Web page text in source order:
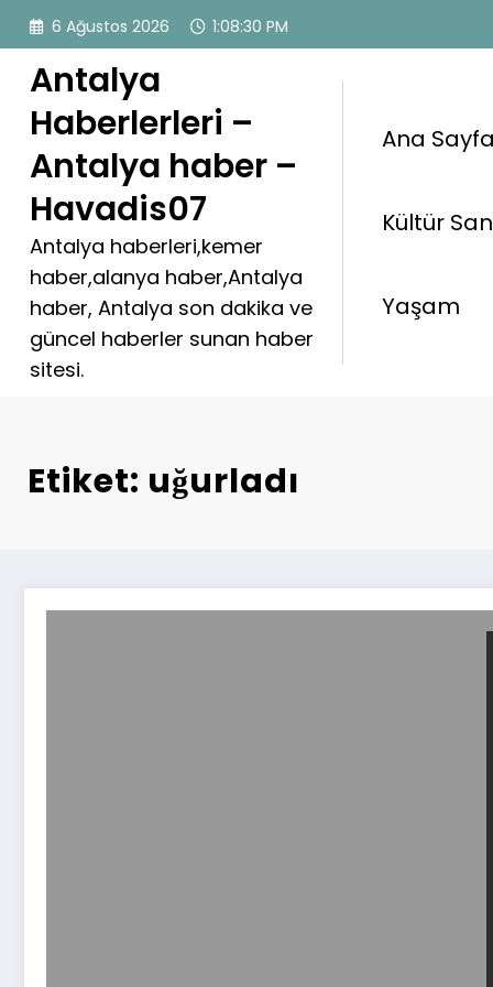
İçeriğe
atla
6 Ağustos 2026 1:08:30 PM
Antalya
Haberlerleri –
Antalya haber –
Havadis07
Antalya haberleri,kemer
haber,alanya haber,Antalya
haber, Antalya son dakika ve
güncel haberler sunan haber
sitesi.
Ana Sayfa
Kültür
Yaşam
Etiket: uğurladı